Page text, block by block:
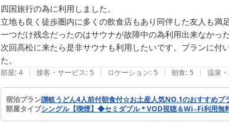
り組んでまいります。
現在、設備の不具合により男性側のサウナのご利用ができ
業者による修繕の手配実施済ですが、部品の取り寄せに時
あおゆりさん様のまたのご来館をスタッフ一同心よりお待
ホテルＮｏ．１高松
四国旅行の為に利用しました。
立地も良く徒歩圏内に多くの飲食店もあり同伴した友人も満
一つだけ残念だったのはサウナが故障中の為利用出来なかっ
次回高松に来たら是非サウナも利用したいです。プランに
部屋: 4 | 接客・サービス: 5 | ロケーション: 5 | 朝食: 5 | 温泉
宿泊プラン讃岐うどん4人前付朝食付☆お土産人気NO.1のおすすめプ
部屋タイプシングル【喫煙】◆セミダブル＊VOD視聴＆Wi−Fi利用無